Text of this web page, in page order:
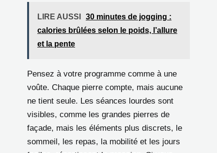
LIRE AUSSI
30 minutes de jogging :
calories brûlées selon le poids, l’allure
et la pente
Pensez à votre programme comme à une
voûte. Chaque pierre compte, mais aucune
ne tient seule. Les séances lourdes sont
visibles, comme les grandes pierres de
façade, mais les éléments plus discrets, le
sommeil, les repas, la mobilité et les jours